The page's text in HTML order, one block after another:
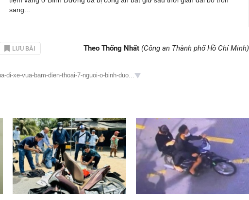
sang...
LƯU BÀI Theo Thống Nhất (Công an Thành phố Hồ Chí Minh)
xe-vua-bam-dien-thoai-7-nguoi-o-binh-duo...